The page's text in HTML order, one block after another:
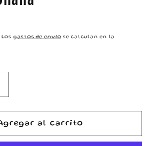
gastos de envío se calculan en la
al carrito